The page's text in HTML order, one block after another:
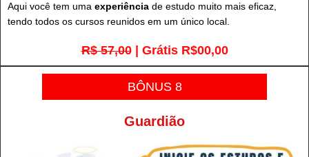
Aqui você tem uma experiência de estudo muito mais eficaz,
tendo todos os cursos reunidos em um único local.
R$ 57,00| Grátis R$00,00
BÔNUS 8
Guardião